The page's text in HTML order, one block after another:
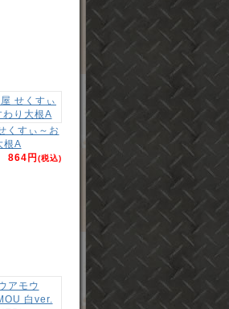
くすぃ～お
根A
864円(税込)